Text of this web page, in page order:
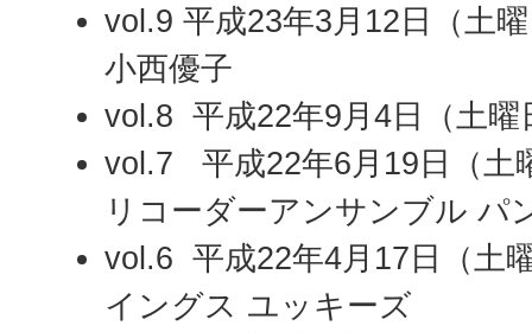
vol.9 平成23年3月12日（土
小西優子
vol.8 平成22年9月4日（土曜
vol.7 平成22年6月19日（土
リコーダーアンサンブル パ
vol.6 平成22年4月17日（土
イングス ユッキーズ